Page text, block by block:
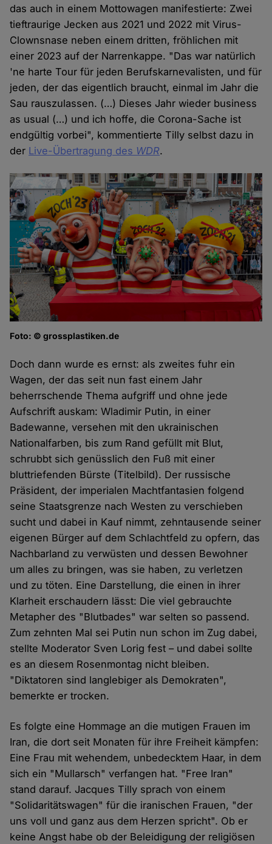
das auch in einem Mottowagen manifestierte: Zwei
tieftraurige Jecken aus 2021 und 2022 mit Virus-
Clownsnase neben einem dritten, fröhlichen mit
einer 2023 auf der Narrenkappe. "Das war natürlich
'ne harte Tour für jeden Berufskarnevalisten, und für
jeden, der das eigentlich braucht, einmal im Jahr die
Sau rauszulassen. (…) Dieses Jahr wieder business
as usual (…) und ich hoffe, die Corona-Sache ist
endgültig vorbei", kommentierte Tilly selbst dazu in
der Live-Übertragung des WDR.
Foto: © grossplastiken.de
Doch dann wurde es ernst: als zweites fuhr ein
Wagen, der das seit nun fast einem Jahr
beherrschende Thema aufgriff und ohne jede
Aufschrift auskam: Wladimir Putin, in einer
Badewanne, versehen mit den ukrainischen
Nationalfarben, bis zum Rand gefüllt mit Blut,
schrubbt sich genüsslich den Fuß mit einer
bluttriefenden Bürste (Titelbild). Der russische
Präsident, der imperialen Machtfantasien folgend
seine Staatsgrenze nach Westen zu verschieben
sucht und dabei in Kauf nimmt, zehntausende seiner
eigenen Bürger auf dem Schlachtfeld zu opfern, das
Nachbarland zu verwüsten und dessen Bewohner
um alles zu bringen, was sie haben, zu verletzen
und zu töten. Eine Darstellung, die einen in ihrer
Klarheit erschaudern lässt: Die viel gebrauchte
Metapher des "Blutbades" war selten so passend.
Zum zehnten Mal sei Putin nun schon im Zug dabei,
stellte Moderator Sven Lorig fest – und dabei sollte
es an diesem Rosenmontag nicht bleiben.
"Diktatoren sind langlebiger als Demokraten",
bemerkte er trocken.
Es folgte eine Hommage an die mutigen Frauen im
Iran, die dort seit Monaten für ihre Freiheit kämpfen:
Eine Frau mit wehendem, unbedecktem Haar, in dem
sich ein "Mullarsch" verfangen hat. "Free Iran"
stand darauf. Jacques Tilly sprach von einem
"Solidaritätswagen" für die iranischen Frauen, "der
uns voll und ganz aus dem Herzen spricht". Ob er
keine Angst habe ob der Beleidigung der religiösen